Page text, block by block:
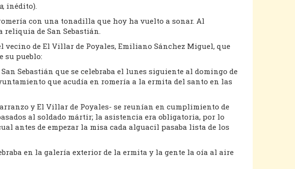
, inédito).
con una tonadilla que hoy ha vuelto a sonar. Al
de San Sebastián.
vecino de El Villar de Poyales, Emiliano Sánchez Miguel, que
su pueblo:
Sebastián que se celebraba el lunes siguiente al domingo de
que acudía en romería a la ermita del santo en las
y El Villar de Poyales- se reunían en cumplimiento de
al soldado mártir; la asistencia era obligatoria, por lo
antes de empezar la misa cada alguacil pasaba lista de los
en la galería exterior de la ermita y la gente la oía al aire